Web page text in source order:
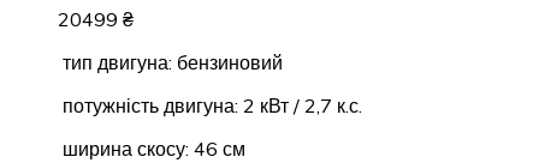
20499 ₴
тип двигуна: бензиновий
потужність двигуна: 2 кВт / 2,7 к.с.
ширина скосу: 46 см